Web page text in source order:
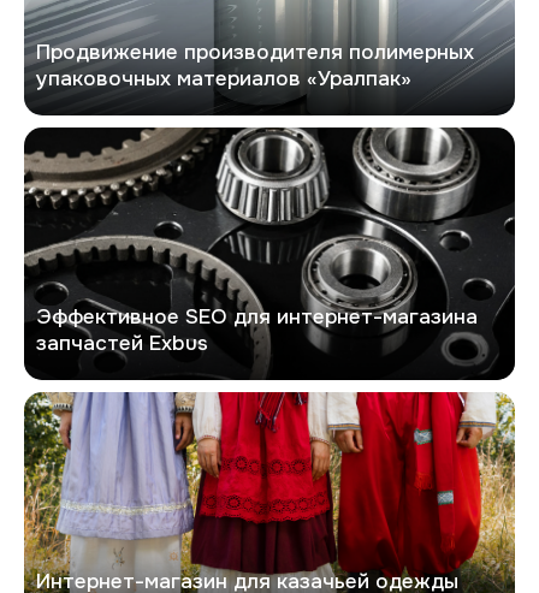
Продвижение производителя полимерных
упаковочных материалов «Уралпак»
Exbus
Эффективное SEO для интернет-магазина
запчастей Exbus
Казачий рассвет
Интернет-магазин для казачьей одежды